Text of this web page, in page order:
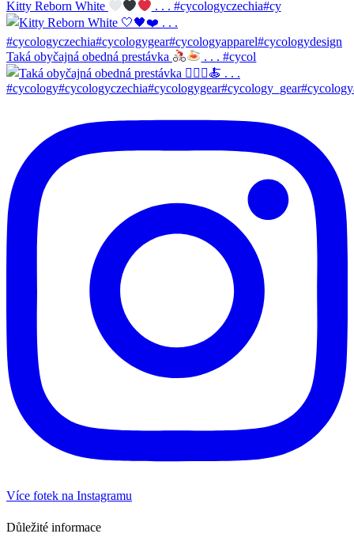
Kitty Reborn White . . . #cycologyczechia#cy
Taká obyčajná obedná prestávka . . . #cycol
Více fotek na Instagramu
Důležité informace